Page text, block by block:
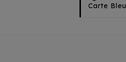
Carte Bleu